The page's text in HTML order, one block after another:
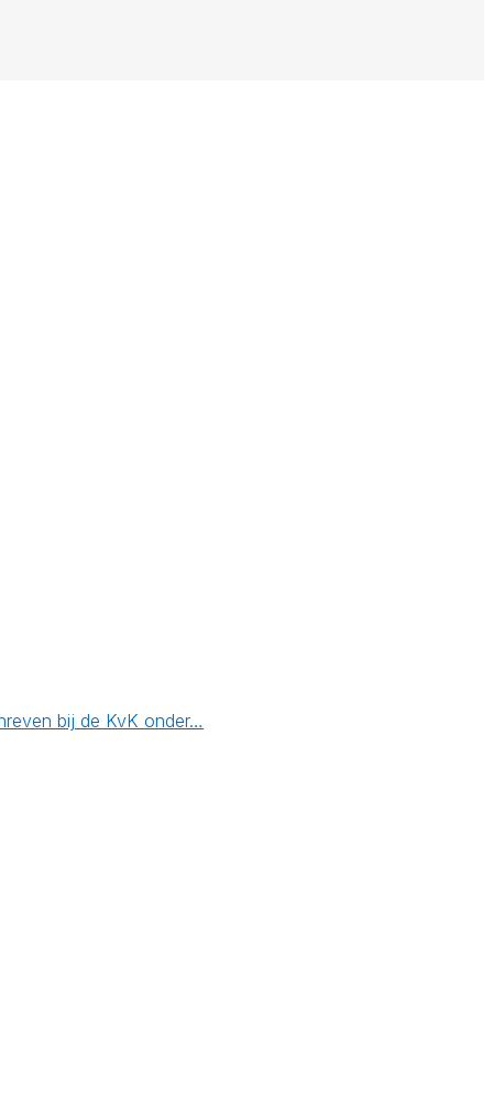
bij de KvK onder…